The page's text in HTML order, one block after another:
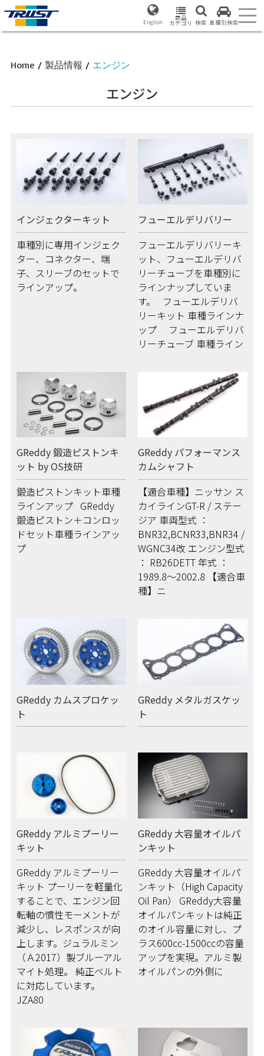
English 商品
カテゴリ 検索 車種別検索
Home / 製品情報 / エンジン
エンジン
インジェクターキット
車種別に専用インジェク
ター、コネクター、端
子、スリーブのセットで
ラインアップ。
フューエルデリバリー
フューエルデリバリーキ
ット、フューエルデリバ
リーチューブを車種別に
ラインナップしていま
す。 フューエルデリバ
リーキット 車種ラインナ
ップ フューエルデリバ
リーチューブ 車種ライン
GReddy 鍛造ピストンキ
ット by OS技研
鍛造ピストンキット車種
ラインアップ GReddy
鍛造ピストン＋コンロッ
ドセット車種ラインアッ
プ
GReddy パフォーマンス
カムシャフト
【適合車種】ニッサン ス
カイラインGT-R / ステー
ジア 車両型式 ：
BNR32,BCNR33,BNR34 /
WGNC34改 エンジン型式
： RB26DETT 年式 ：
1989.8～2002.8 【適合車
種】ニ
GReddy カムスプロケッ
ト
GReddy メタルガスケッ
ト
GReddy アルミプーリー
キット
GReddy アルミプーリー
キット プーリーを軽量化
することで、エンジン回
転軸の慣性モーメントが
減少し、レスポンスが向
上します。ジュラルミン
（Ａ2017）製ブルーアル
マイト処理。 純正ベルト
に対応しています。
JZA80
GReddy 大容量オイルパ
ンキット
GReddy 大容量オイルパ
ンキット（High Capacity
Oil Pan） GReddy大容量
オイルパンキットは純正
のオイル容量に対し、プ
ラス600cc-1500ccの容量
アップを実現。アルミ製
オイルパンの外側に